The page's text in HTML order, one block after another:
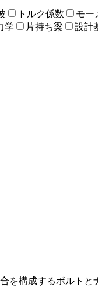
トルク係数 モー
学 片持ち梁 設計
構成するボルト